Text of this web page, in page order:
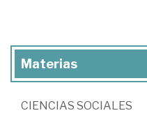
Materias
CIENCIAS SOCIALES